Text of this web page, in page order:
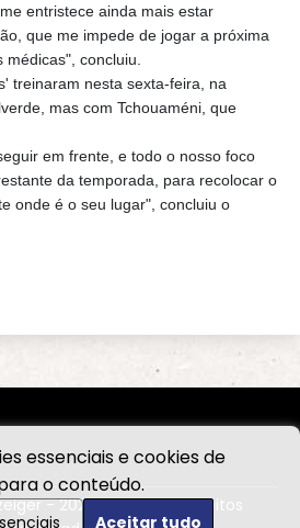
essenciais e cookies de
o conteúdo.
Aceitar tudo
entristece ainda mais estar
que me impede de jogar a próxima
concluiu.
treinaram nesta sexta-feira, na
mas com Tchouaméni, que
em frente, e todo o nosso foco
da temporada, para recolocar o
onde é o seu lugar", concluiu o
- 2026 - Todos os direitos